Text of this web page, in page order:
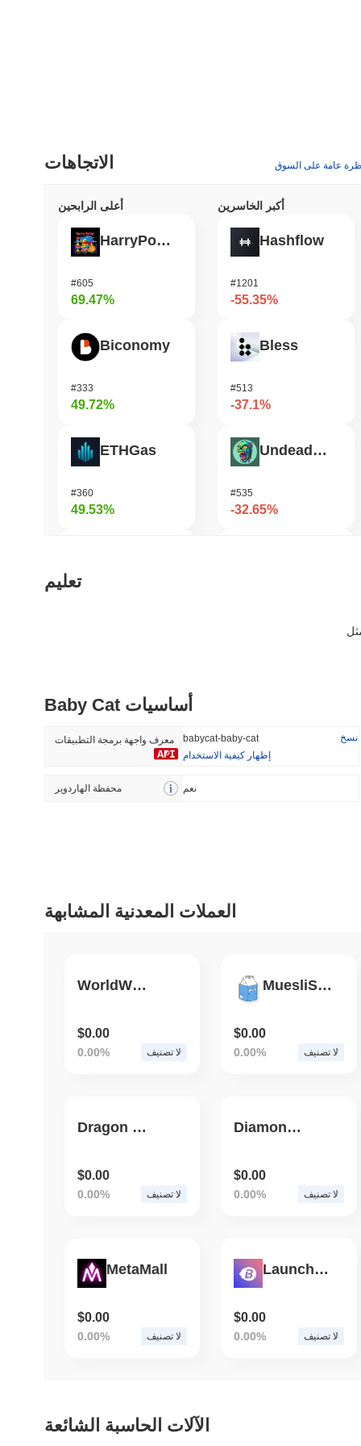
الاتجاهات عامة على السوق
أعلى الرابحين
HarryPotterObamaSonic10Inu (ETH)
#605
69.47%
Biconomy
#333
49.72%
ETHGas
#360
49.53%
#543
38.56%
أكبر الخاسرين
Hashflow
#1201
-55.35%
Bless
#513
-37.1%
Undeads Games
#535
-32.65%
تعليم
Baby Cat أساسيات
معرف واجهة برمجة التطبيقات babycat-baby-cat
نسخ
إظهار كيفية الاستخدام
محفظة الهاردوير نعم
العملات المعدنية المشابهة
WorldWideWeb
$0.00
0.00% لا تصنيف
MuesliSwap MILK
$0.00
0.00% لا تصنيف
Dragon Balls Token
$0.00
0.00% لا تصنيف
Diamond zale
$0.00
0.00% لا تصنيف
MetaMall
$0.00
0.00% لا تصنيف
LaunchBlock
$0.00
0.00% لا تصنيف
الآلات الحاسبة الشائعة